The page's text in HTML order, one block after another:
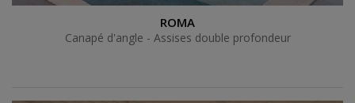
Canapé d'angle - Assises double profondeur
ROMA
Canapé d'angle - Assises double profondeur